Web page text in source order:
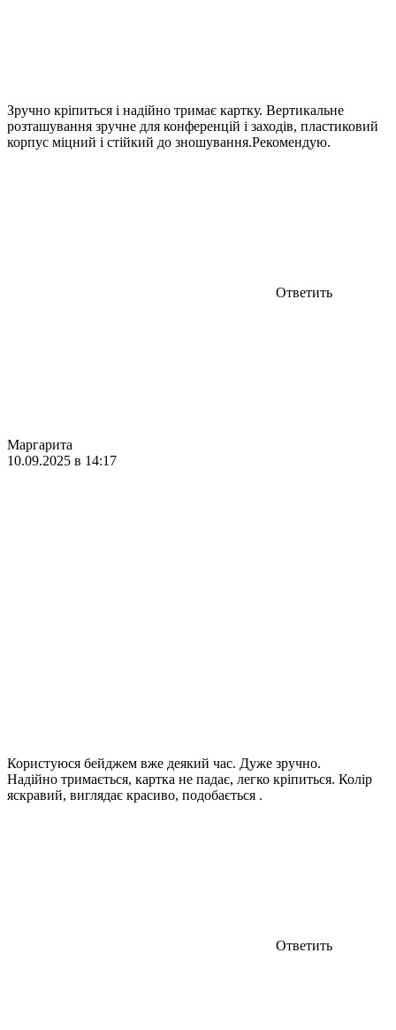
Зручно кріпиться і надійно тримає картку. Вертикальне
розташування зручне для конференцій і заходів, пластиковий
корпус міцний і стійкий до зношування.Рекомендую.
Ответить
Маргарита
10.09.2025 в 14:17
Користуюся бейджем вже деякий час. Дуже зручно.
Надійно тримається, картка не падає, легко кріпиться. Колір
яскравий, виглядає красиво, подобається .
Ответить